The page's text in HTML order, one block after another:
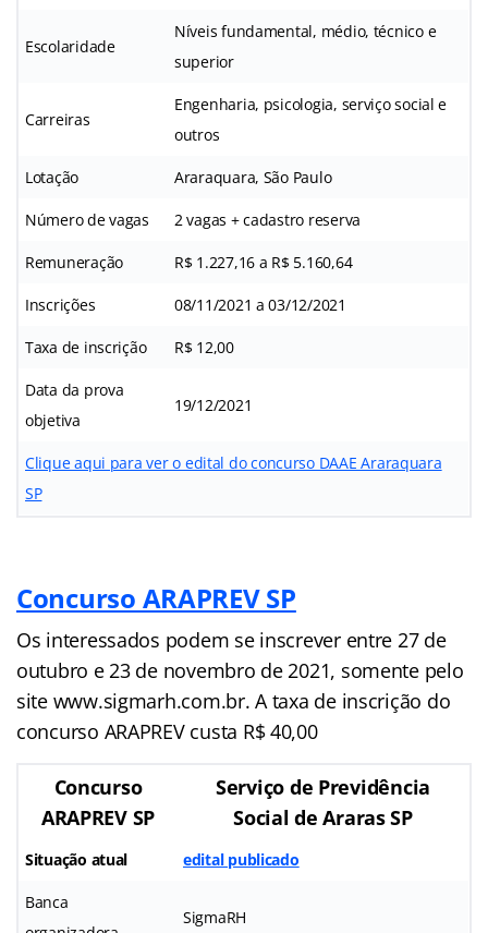
Escolaridade
Níveis fundamental, médio, técnico e
superior
Carreiras
Engenharia, psicologia, serviço social e
outros
Lotação Araraquara, São Paulo
Número de vagas 2 vagas + cadastro reserva
Remuneração R$ 1.227,16 a R$ 5.160,64
Inscrições 08/11/2021 a 03/12/2021
Taxa de inscrição R$ 12,00
Data da prova
objetiva
19/12/2021
Clique aqui para ver o edital do concurso DAAE Araraquara
SP
Concurso ARAPREV SP
Os interessados podem se inscrever entre 27 de
outubro e 23 de novembro de 2021, somente pelo
site www.sigmarh.com.br. A taxa de inscrição do
concurso ARAPREV custa R$ 40,00
Concurso
ARAPREV SP
Serviço de Previdência
Social de Araras SP
Situação atual edital publicado
Banca
SigmaRH